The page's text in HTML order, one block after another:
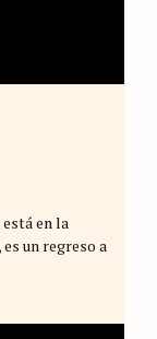
en la
un regreso a